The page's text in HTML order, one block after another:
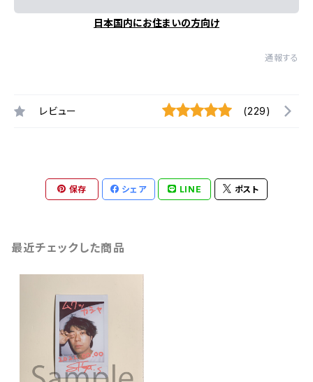
日本国内にお住まいの方向け
通報する
レビュー (229)
保存 シェア LINE ポスト
最近チェックした商品